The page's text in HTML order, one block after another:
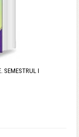
SEMESTRUL I